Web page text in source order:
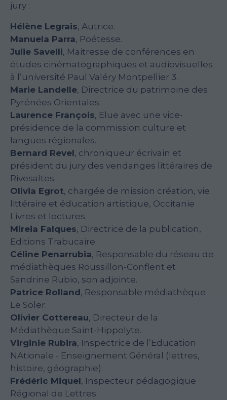
jury :
Hélène Legrais, Autrice.
Manuela Parra, Poétesse.
Julie Savelli, Maitresse de conférences en
études cinématographiques et audiovisuelles
à l’université Paul Valéry Montpellier 3.
Marie Landelle, Directrice du patrimoine des
Pyrénées Orientales.
Laurence François, Elue avec une vice-
présidence de la commission culture et
langues régionales.
Bernard Revel, chroniqueur écrivain et
président du jury des vendanges littéraires de
Rivesaltes.
Olivia Egrot, chargée de mission création, vie
littéraire et éducation artistique, Occitanie
Livres et lectures.
Mireia Falques, Directrice de la publication,
Editions Trabucaire.
Céline Penarrubia, Responsable du réseau de
médiathèques Roussillon-Conflent et
Sandrine Rubio, son adjointe.
Patrice Rolland, Responsable médiathèque
Le Soler.
Olivier Cottereau, Directeur de la
Médiathèque Saint-Hippolyte.
Virginie Rubira, Inspectrice de l’Education
NAtionale - Enseignement Général (lettres,
histoire, géographie).
Frédéric Miquel, Inspecteur pédagogique
Régional de Lettres.